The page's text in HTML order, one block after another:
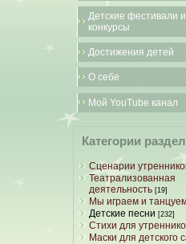
Детские фестивали и
конкурсы
Достижения детей
О себе
Мой YouTube канал
Категории
Сценарии
Театрализованная
деятельность [19]
Мы играем и
Детские песни [232]
Стихи для
Маски для детского